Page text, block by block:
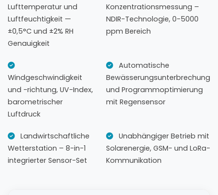
Lufttemperatur und
Luftfeuchtigkeit —
±0,5°C und ±2% RH
Genauigkeit
Konzentrationsmessung –
NDIR-Technologie, 0-5000
ppm Bereich
Windgeschwindigkeit
und -richtung, UV-Index,
barometrischer
Luftdruck
Automatische
Bewässerungsunterbrechung
und Programmoptimierung
mit Regensensor
Landwirtschaftliche
Wetterstation – 8-in-1
integrierter Sensor-Set
Unabhängiger Betrieb mit
Solarenergie, GSM- und LoRa-
Kommunikation